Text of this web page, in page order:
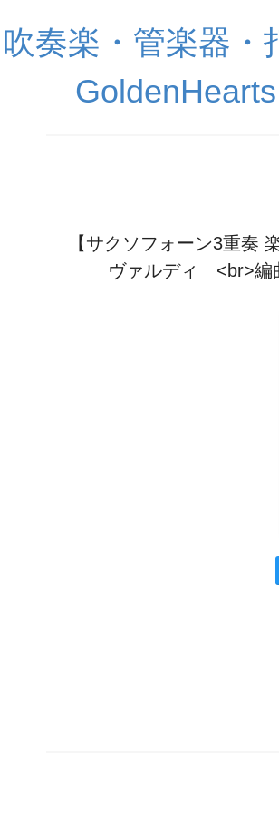
吹奏楽・管楽器・
【サクソフォーン3重奏
ヴァルディ <br>編